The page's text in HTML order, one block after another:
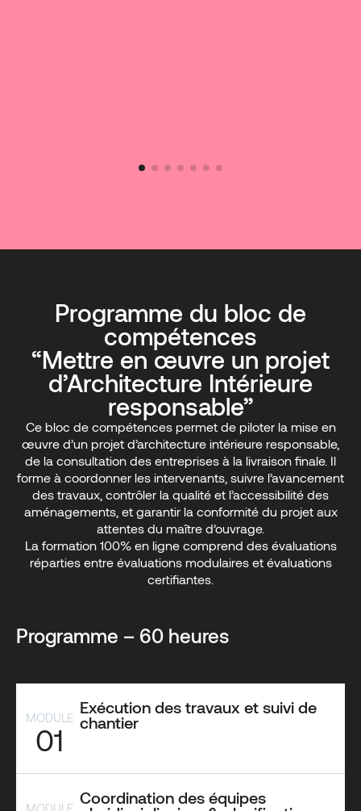
Programme du bloc de
compétences
“Mettre en œuvre un projet
d’Architecture Intérieure
responsable”
Ce bloc de compétences permet de piloter la mise en
œuvre d’un projet d’architecture intérieure responsable,
de la consultation des entreprises à la livraison finale. Il
forme à coordonner les intervenants, suivre l’avancement
des travaux, contrôler la qualité et l’accessibilité des
aménagements, et garantir la conformité du projet aux
attentes du maître d’ouvrage.
La formation 100% en ligne comprend des évaluations
réparties entre évaluations modulaires et évaluations
certifiantes.
Programme – 60 heures
MODULE
01
Exécution des travaux et suivi de
chantier
MODULE
Coordination des équipes